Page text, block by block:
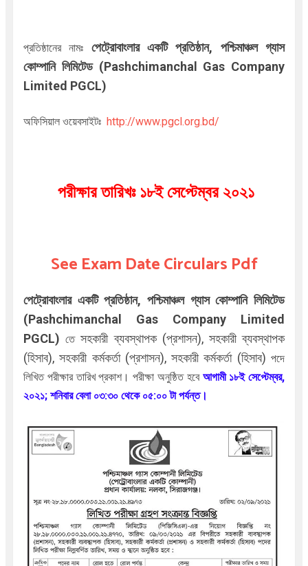
প্রতিষ্ঠানের নামঃ পেট্রোবাংলার একটি প্রতিষ্ঠান, পশ্চিমাঞ্চল গ্যাস
কোম্পানি লিমিটেড (Pashchimanchal Gas Company
Limited PGCL)
অফিসিয়াল ওয়েবসাইটঃ http://www.pgcl.org.bd/
পরীক্ষার তারিখঃ ১৮ই সেপ্টেম্বর ২০২১
See Exam Date Circulars Pdf
পেট্রোবাংলার একটি প্রতিষ্ঠান, পশ্চিমাঞ্চল গ্যাস কোম্পানি লিমিটেড
(Pashchimanchal Gas Company Limited
PGCL) তেসহকারী ব্যবস্থাপক (প্রশাসন), সহকারী ব্যবস্থাপক
(হিসাব), সহকারী কর্মকর্তা (প্রশাসন), সহকারী কর্মকর্তা (হিসাব) পদে
লিখিত পরীক্ষার তারিখ প্রকাশ। পরীক্ষা অনুষ্ঠিত হবে আগামী ১৮ই সেপ্টেম্বর,
২০২১; শনিবার বেলা ০৩:৩০ থেকে ০৫:০০ টা পর্যন্ত।